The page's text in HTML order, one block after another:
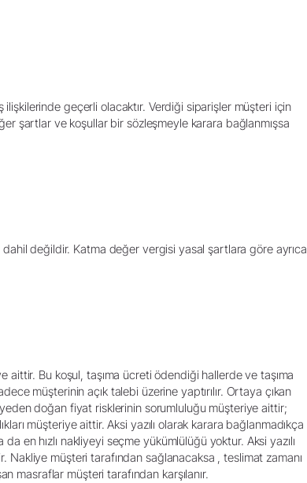
ilişkilerinde geçerli olacaktır. Verdiği siparişler müşteri için
şartlar ve koşullar bir sözleşmeyle karara bağlanmışsa
değildir. Katma değer vergisi yasal şartlara göre ayrıca
Bu koşul, taşıma ücreti ödendiği hallerde ve taşıma
müşterinin açık talebi üzerine yaptırılır. Ortaya çıkan
doğan fiyat risklerinin sorumluluğu müşteriye aittir;
müşteriye aittir. Aksi yazılı olarak karara bağlanmadıkça
en hızlı nakliyeyi seçme yükümlülüğü yoktur. Aksi yazılı
müşteri tarafından sağlanacaksa , teslimat zamanı
masraflar müşteri tarafından karşılanır.